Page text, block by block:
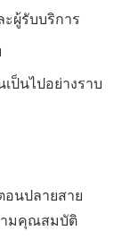
ผู้รับบริการ
ป็นไปอย่างราบ
นปลายสาย
มคุณสมบัติ